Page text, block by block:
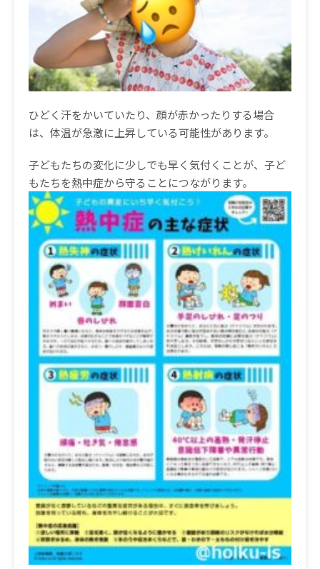
ひどく汗をかいていたり、顔が赤かったりする場合
は、体温が急激に上昇している可能性があります。
子どもたちの変化に少しでも早く気付くことが、子ど
もたちを熱中症から守ることにつながります。